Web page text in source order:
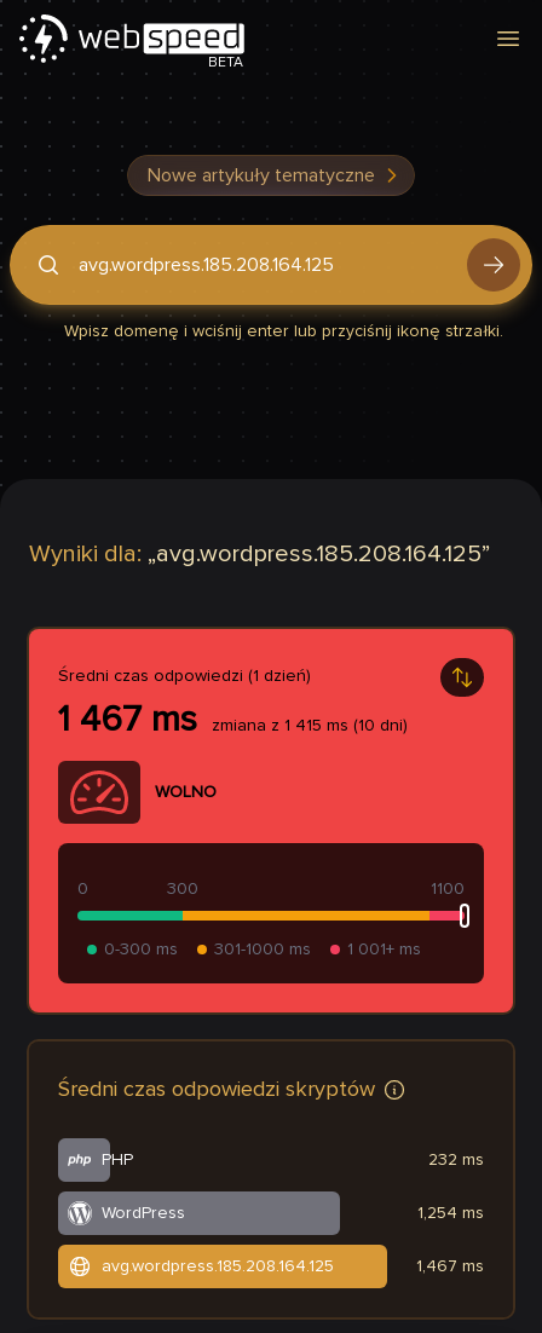
BETA
Nowe artykuły tematyczne
Podaj domenę, by sprawdzić, czy Twoja strona jest szybka
Wpisz domenę i wciśnij enter lub przyciśnij ikonę strzałki.
Wyniki dla: „avg.wordpress.185.208.164.125”
Średni czas odpowiedzi (1 dzień)
1 467ms zmiana z 1 415 ms (10 dni)
WOLNO
300
0 1100
0-300 ms 301-1000 ms 1 001+ ms
Średni czas odpowiedzi skryptów
PHP
WordPress
avg.wordpress.185.208.164.125
232 ms
1,254 ms
1,467 ms